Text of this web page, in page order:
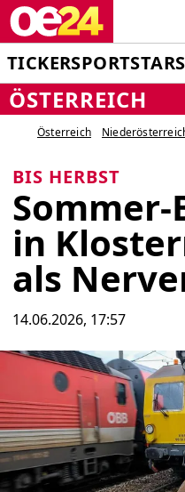
TICKERSPORTSTARS
ÖSTERREICH
Österreich
BIS HERBST
in
als
14.06.2026, 17:57